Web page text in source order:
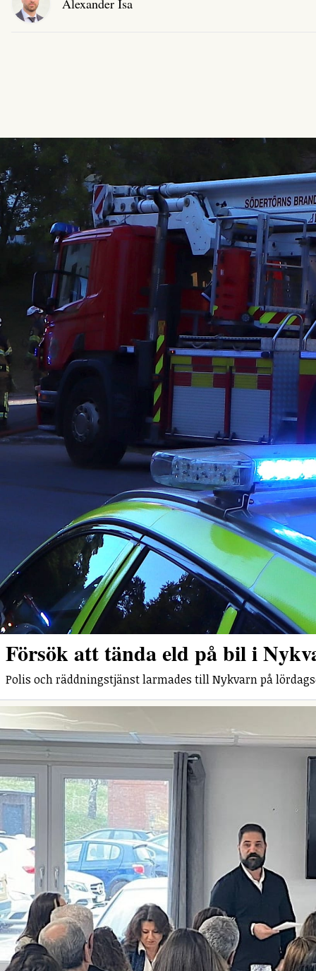
Försök att tända eld på bil i
Polis och räddningstjänst larmades till Nykvarn på